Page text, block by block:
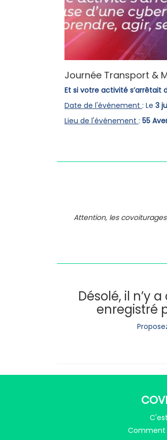
Journée Transport &
Et si votre activité s’arrêtait
Date de l'événement : Le 3
Lieu de l'événement : 55
Attention, les
Désolé, il n’y
enregistré
Comment